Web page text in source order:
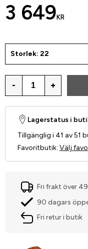
3 649 KR
Storlek: 22
- +
Lagerstatus i
Tillgänglig i 41 av 51
Favoritbutik: Välj
Fri frakt över
90 dagars
Fri retur i butik